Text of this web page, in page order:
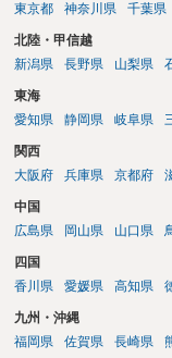
東京都
神奈川県 千葉県
北陸・甲信越
新潟県
長野県 山梨県
東海
愛知県
静岡県 岐阜県
関西
大阪府
兵庫県 京都府
中国
広島県
岡山県 山口県
四国
香川県
愛媛県 高知県
九州・沖縄
福岡県
佐賀県 長崎県